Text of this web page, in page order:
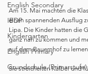
English Secondary
IBDP
Kindergarten
English Primary
Grundschule (Primarstufe)
Am 15. Mai machten die
einen spannenden Ausflug
Lipa. Die Kinder hatten die
ganz nah zu kommen und
auf dem Bauernhof zu
Sie streichelten Kälber und